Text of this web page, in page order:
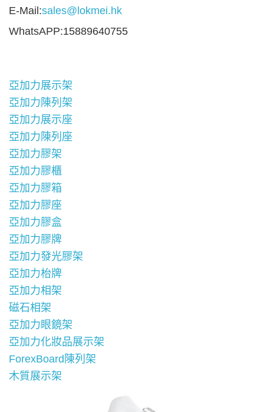
E-Mail:sales@lokmei.hk
WhatsAPP:15889640755
亞加力展示架
亞加力陳列架
亞加力展示座
亞加力陳列座
亞加力膠架
亞加力膠櫃
亞加力膠箱
亞加力膠座
亞加力膠盒
亞加力膠牌
亞加力發光膠架
亞加力枱牌
亞加力相架
磁石相架
亞加力眼鏡架
亞加力化妝品展示架
ForexBoard陳列架
木質展示架